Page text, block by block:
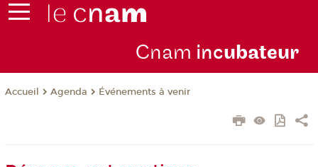
Cnam incubateur
Accueil Agenda Événements à venir